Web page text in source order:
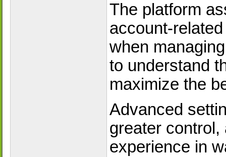
The platform
account-
when
to understand
maximize the
Advanced
greater
experience in